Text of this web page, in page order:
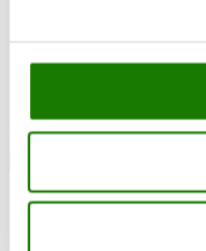
Kontakt forhandler